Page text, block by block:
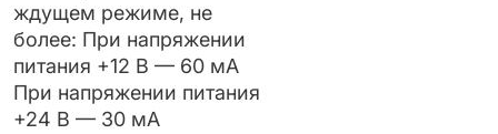
ждущем режиме, не
более: При напряжении
питания +12 В — 60 мА
При напряжении питания
+24 В — 30 мА